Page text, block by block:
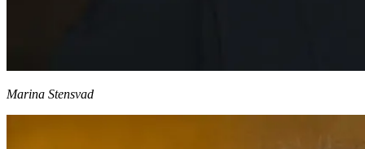
Marina Stensvad